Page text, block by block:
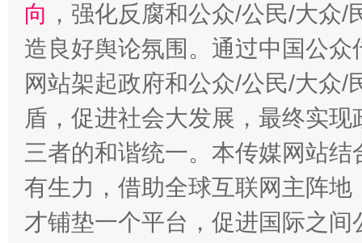
向 ，强化反腐和公众/公民/大众
造良好舆论氛围。通过中国公
网站架起政府和公众/公民/大众
盾，促进社会大发展，最终实
三者的和谐统一。本传媒网站
有生力，借助全球互联网主阵
才铺垫一个平台，促进国际之